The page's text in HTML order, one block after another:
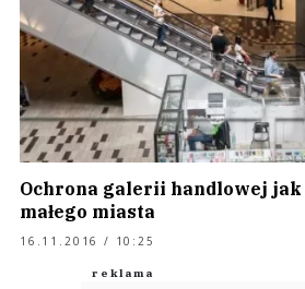
Ochrona galerii handlowej
małego miasta
16.11.2016 / 10:25